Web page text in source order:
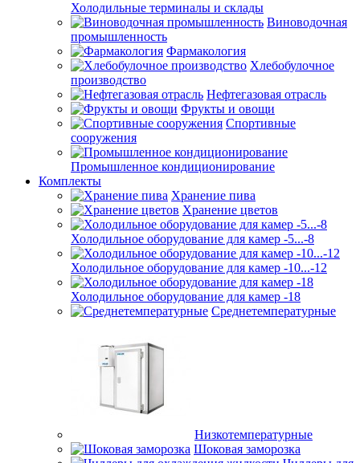
Холодильные терминалы и склады
Виноводочная
промышленность
Фармакология
Хлебобулочное
производство
Нефтегазовая отрасль
Фрукты и овощи
Спортивные
сооружения
Промышленное кондиционирование
Комплекты
Хранение пива
Хранение цветов
Холодильное оборудование для камер -5...-8
Холодильное оборудование для камер -10...-12
Холодильное оборудование для камер -18
Среднетемпературные
Низкотемпературные
Шоковая заморозка